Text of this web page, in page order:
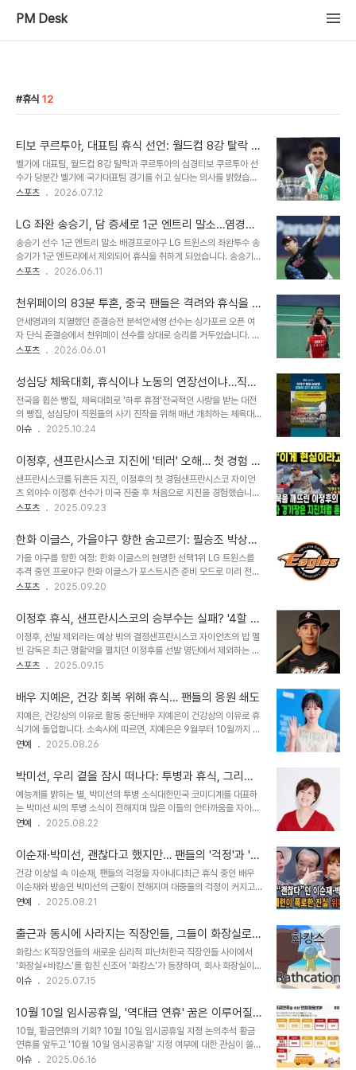
PM Desk
휴식 12
티보 쿠르투아, 대표팀 휴식 선언: 월드컵 8강 탈락 후
심경 고백
벨기에 대표팀, 월드컵 8강 탈락과 쿠르투아의 심경티보 쿠르투아 선
수가 당분간 벨기에 국가대표팀 경기를 쉬고 싶다는 의사를 밝혔습니
다. 벨기에 대표팀은 월드컵 8강전에서 스페인에 패배하며 탈락했습
대표팀 휴식 결정 배경 및 향후 전망쿠르투아 선수는 네이션스리그와
같은 중요도가 낮은 대회에 대해서는 잠시 휴식을 취하고 싶다는 생각
을 전했습니다. 복귀 시점은 2028년 유로 예선이 될 수도 있으며, 최
종 결정은 벨기에 축구협회에 달려있습니다. 만약 협회의 승인이 없다
면 이번 스페인전이 대표팀에서의 마지막 경기가 될 가능성도 언급했
해 쿠르투아 선수는 의료진의 진단을..
스포츠 2026.07.12
LG 좌완 송승기, 담 증세로 1군 엔트리 말소…염경엽
감독, 휴식 결정
송승기 선수 1군 엔트리 말소 배경프로야구 LG 트윈스의 좌완투수 송
승기가 1군 엔트리에서 제외되어 휴식을 취하게 되었습니다. 송승기
선수는 최근 등 근육 담 증세로 인해 경기에 나서기 어려운 상황이었습
습니다. 감독의 결정과 송승기의 시즌 기록염경엽 감독은 송승기 선수
의 현재 컨디션을 고려하여 안 좋을 때 미리 쉬는 것이 낫다고 판단했
습니다. 송승기 선수는 지난 시즌 풀타임 선발 투수로 활약하며 11승을
기록했으나, 올 시즌에는 평균자책점이 다소 상승한 모습을 보였습니
다. 감독은 충분한 휴식을 통해 반등을 기대하고 있습니다. 향후 경기
랜더스와의 홈경기를 앞..
스포츠 2026.06.11
천위페이의 83분 투혼, 중국 팬들은 격려와 휴식을 응
원하다
안세영과의 치열했던 준결승전 분석안세영 선수는 싱가포르 오픈 여
자 단식 준결승에서 천위페이 선수를 상대로 승리를 거두었습니다. 비
록 패배했지만, 천위페이 선수는 83분간의 치열한 경기 끝에 역전패
냈습니다. 천위페이 선수의 강행군과 팬들의 반응천위페이 선수는 한
달간 2개의 개인전 대회를 소화하며 휴식 없이 경기에 임했습니다. 이
러한 강행군에도 불구하고 안세영 선수와의 경기에서 보여준 헌신적
인 플레이는 팬들의 깊은 공감을 얻었습니다. 팬들은 결과에 대한 질책
대신 선수 건강을 먼저 염려하며 휴식을 권했습니다. 결과를 넘어선 감
대신 안도의 한숨을 쉬었습니다. 이는..
스포츠 2026.06.01
성심당 체육대회, 휴식이냐 노동의 연장선이냐…직장
인들의 뜨거운 설전
전국을 휩쓴 빵집, 체육대회로 '하루 휴점'전국적인 사랑을 받는 대전
의 빵집, 성심당이 직원들의 사기 진작을 위해 매년 개최하는 체육대회
로 인해 다음 달 3일 하루 동안 문을 닫습니다. 이는 단순한 휴무가 아
만 아니라 12개 계열사 모든 매장의 문을 닫는 과감한 결정을 내렸습
니다. 이 소식은 온라인 커뮤니티를 뜨겁게 달구며, 다양한 반응을 이
끌어냈습니다. 성심당의 이러한 결정은 단순한 휴무 그 이상의 의미를
지니며, 직장 문화에 대한 새로운 질문을 던집니다. 온라인을 달군 '성
심당 긴급 속보', 엇갈린 누리꾼 반응성심당의 휴무 소식은 각종 온라
는 날”, “미리 말해줘..
이슈 2025.10.24
이정후, 샌프란시스코 지진에 '테러' 오해… 첫 경험 소
감과 시즌 막판 각오
샌프란시스코를 뒤흔든 지진, 이정후의 첫 경험샌프란시스코 자이언
츠 외야수 이정후 선수가 미국 진출 후 처음으로 지진을 경험했습니다.
22일 새벽, 샌프란시스코만 건너편에서 규모 4.3의 지진이 발생했고,
굉음과 함께 흔들림을 느껴 ‘테러’를 의심했다고 합니다. 다행히 재난
문자를 통해 지진임을 인지하고 안도했다고 전했습니다. 이정후는 과
거 일본과 대만 전지훈련에서 지진을 경험한 적이 있지만, 미국에서의
지진 경험은 처음이라 더욱 당황했을 것으로 보입니다. 지진 당시 상황
과 피해 규모이번 지진은 샌프란시스코와 인근 지역 주민들에게 진동
없었지만, 가게 유리창 파손, 선..
스포츠 2025.09.23
한화 이글스, 가을야구 향한 숨고르기: 필승조 박상원
휴식, LG전 건너뛰고 PS 준비
가을 야구를 향한 여정: 한화 이글스의 현명한 선택1위 LG 트윈스를
추격 중인 프로야구 한화 이글스가 포스트시즌 준비 모드로 미리 전환
했습니다. 불펜 필승조 투수 박상원 선수가 휴식을 취하며 1군 엔트리
성공을 위한 전략적 선택으로 풀이됩니다. 한화는 남은 정규 시즌 경기
에서 무리한 운영을 지양하고, 선수들의 체력 관리와 포스트시즌 대비
에 집중하는 모습입니다. 박상원, 72경기 등판… 휴식이 필요한 이유
박상원 선수는 올 시즌 팀 내 최다인 72경기에 등판하며, 리그 전체에
서도 상위권에 랭크되었습니다. 2018년 기록인 69경기를 넘어 개인
하는데 역시 중간에서 오래..
스포츠 2025.09.20
이정후 휴식, 샌프란시스코의 승부수는 실패? '4할 타
자' 이정후, 침묵 속 팀 패배
이정후, 선발 제외라는 예상 밖의 결정샌프란시스코 자이언츠의 밥 멜
빈 감독은 최근 맹활약을 펼치던 이정후를 선발 명단에서 제외하는 파
격적인 결정을 내렸습니다. 이는 예상 밖의 선택이었으며, 팬들은 이
고, 더 나은 경기력을 보여주기 위한 전략으로 보였지만, 결과는 예상
과 달랐습니다. LA 다저스전, 이정후 없는 샌프란시스코의 고전이정
후가 빠진 샌프란시스코는 LA 다저스와의 경기에서 고전을 면치 못했
습니다. 샌프란시스코는 다저스에 7-13으로 패하며, 이정후의 공백
을 절감해야 했습니다. 루이스 마토스가 중견수 자리를 대신했지만, 수
이정후의 부재는 팀 전체에 큰 영향을..
스포츠 2025.09.15
배우 지예은, 건강 회복 위해 휴식… 팬들의 응원 쇄도
지예은, 건강상의 이유로 활동 중단배우 지예은이 건강상의 이유로 휴
식기에 돌입합니다. 소속사에 따르면, 지예은은 9월부터 10월까지 약
3주 이상 휴식을 취할 예정입니다. 지예은은 최근 건강이 좋지 않음을
다. 지예은의 건강 상태와 휴식 결정 배경지예은의 측근은 ‘몇 년 전부
터 쉼 없이 활동을 해왔고 이로 인해 피로까지 쌓였다’고 전했습니다.
잦은 활동으로 인한 피로 누적과 건강상의 문제로 인해, 지예은은 재충
전의 시간을 갖기로 했습니다. 측근은 ‘심각한 수준은 아니라 걱정할
필요는 없다’고 덧붙였습니다. 체중 감량과 건강 회복 노력지예은의 핼
공한 결과입니다. ..
연예 2025.08.26
박미선, 우리 곁을 잠시 떠나다: 투병과 휴식, 그리고
팬들의 응원
예능계를 밝히는 별, 박미선의 투병 소식대한민국 코미디계를 대표하
는 박미선 씨의 투병 소식이 전해지며 많은 이들의 안타까움을 자아내
고 있습니다. 박미선 씨는 1988년 MBC 공채 개그우먼으로 데뷔하
중에게 친숙한 인물입니다. 그녀는 오랫동안 방송 활동을 통해 시청자
들에게 웃음과 감동을 선사해 왔기에, 이번 소식은 더욱 큰 파장을 일
으키고 있습니다. 소속사 큐브엔터테인먼트는 22일 일간스포츠에 박
미선 씨의 투병 사실을 인정하며, 현재 건강상의 이유로 휴식기를 갖고
있다고 밝혔습니다. 팬들은 그녀의 건강 회복을 간절히 바라며, 따뜻한
초, 박미선 씨가 갑작스럽게..
연예 2025.08.22
이순재·박미선, 괜찮다고 했지만… 팬들의 '걱정'과 '응
원' 쏟아지는 이유
건강 이상설 속 이순재, 팬들의 걱정을 자아내다최근 휴식 중인 배우
이순재와 방송인 박미선의 근황이 전해지며 대중들의 걱정이 커지고
있습니다. 박근형 배우는 연극 '고도를 기다리며' 기자간담회에서 이순
재 배우를 직접 만나지는 못했지만, 측근을 통해 전해 들은 이야기가
'좋은 상황은 아닌 것 같다'고 밝혀 팬들의 마음을 더욱 안타깝게 했습
니다. 소속사의 해명에도… 팬들의 걱정은 여전한 이유이순재 배우의
소속사 측은 건강에 이상은 없으며, 다리에 힘이 없어 거동이 불편할
뿐이라고 밝혔습니다. 하지만 지난해 9월 연극 '고도를 기다리며' 초
게 사그라지지 않고 있습니다. 또..
연예 2025.08.21
출근과 동시에 사라지는 직장인들, 그들이 화장실로
향하는 이유는?
화캉스: K직장인들의 새로운 심리적 피난처한국 직장인들 사이에서
'화장실+바캉스'를 합친 신조어 '화캉스'가 등장하며, 회사 화장실이
스트레스 해소 공간으로 떠오르고 있습니다. 이는 치열한 경쟁 사회 속
니다. 미국에서도 '욕실 캠핑'이라는 유사한 문화가 Z세대를 중심으로
확산되며, 화장실이 피로 사회의 피난처로 인식되는 현상이 나타나고
있습니다. 화장실, 대기업부터 중소기업까지 모두의 안식처대전의 한
중소기업 직장인 김모 씨는 출근 후 머리가 아플 때 화장실에서 휴식을
취하며, 때로는 변기에 앉아 잠을 자기도 한다고 털어놓았습니다. 방송
이슈 2025.07.15
10월 10일 임시공휴일, '역대급 연휴' 꿈은 이루어질
까? 현실적인 분석과 전망
10월, 황금연휴의 기회? 10월 10일 임시공휴일 지정 논의추석 황금
연휴를 앞두고 '10월 10일 임시공휴일' 지정 여부에 대한 관심이 쏠리
고 있습니다. 이 날짜가 임시공휴일로 지정되면, 3일 개천절부터 시작
이슈 2025.06.16